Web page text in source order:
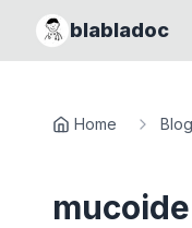
blabladoc
Home Blog